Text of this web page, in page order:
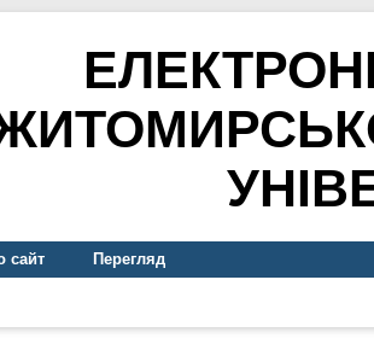
сайт Перегляд